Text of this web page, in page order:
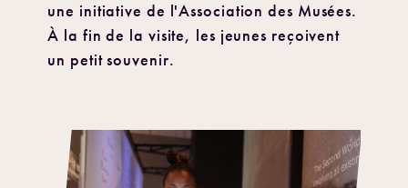
une initiative de l'Association des Musées.
À la fin de la visite, les jeunes reçoivent
un petit souvenir.